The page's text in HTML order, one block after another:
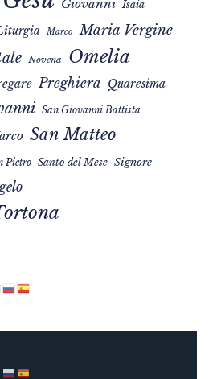
Giovanni Isaia
Marco Maria Vergine
Novena Omelia
Preghiera Quaresima
San Giovanni Battista
San Matteo
Pietro Santo del Mese Signore